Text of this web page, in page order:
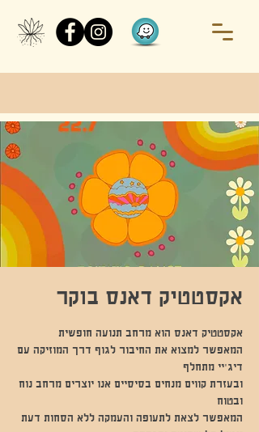
אקסטטיק דאנס בוקר
המאפשר למצוא את החיבור לגוף דרך המוזיקה עם
ובעזרת קווים מנחים בסיסיים אנו יוצרים מרחב נוח